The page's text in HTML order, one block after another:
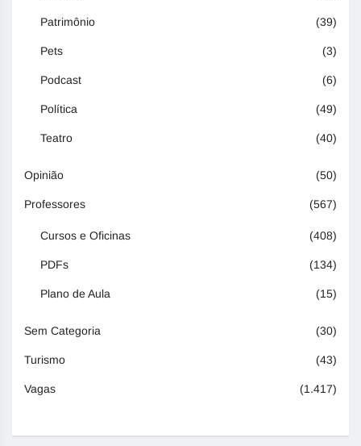
Patrimônio (39)
Pets (3)
Podcast (6)
Política (49)
Teatro (40)
Opinião (50)
Professores (567)
Cursos e Oficinas (408)
PDFs (134)
Plano de Aula (15)
Sem Categoria (30)
Turismo (43)
Vagas (1.417)